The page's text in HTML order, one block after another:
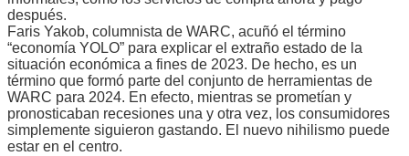
después.
Faris Yakob, columnista de WARC, acuñó el término
“economía YOLO” para explicar el extraño estado de la
situación económica a fines de 2023. De hecho, es un
término que formó parte del conjunto de herramientas de
WARC para 2024. En efecto, mientras se prometían y
pronosticaban recesiones una y otra vez, los consumidores
simplemente siguieron gastando. El nuevo nihilismo puede
estar en el centro.